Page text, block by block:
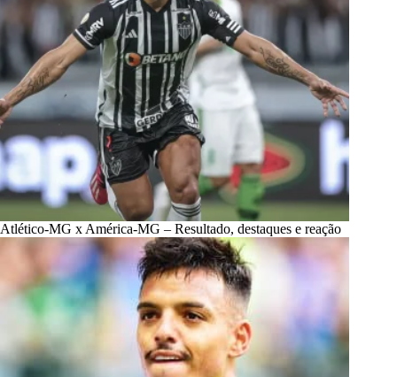
Atlético-MG x América-MG – Resultado, destaques e reação